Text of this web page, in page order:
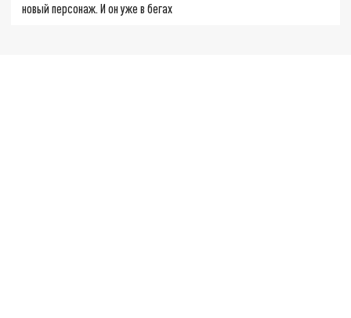
новый персонаж. И он уже в бегах